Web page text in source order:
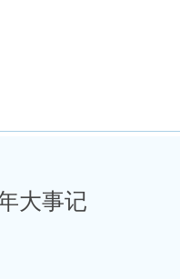
大事记